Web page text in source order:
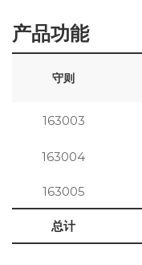
产品功能
守则
163003
163004
163005
总计